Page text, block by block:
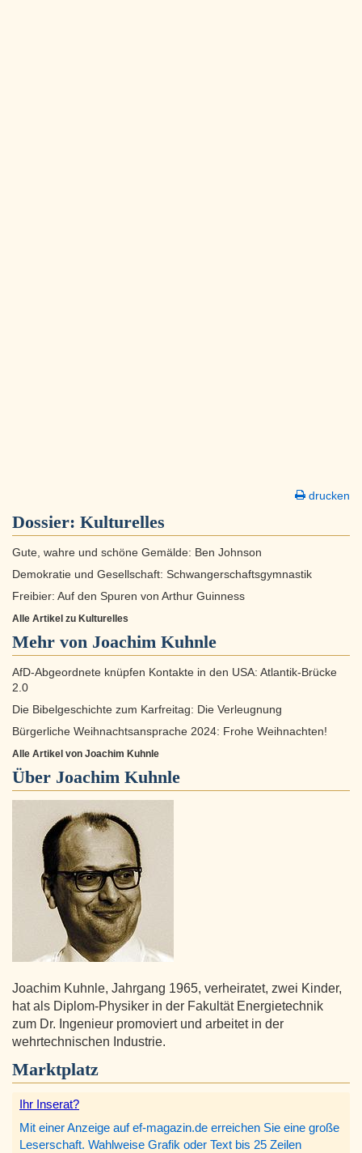
drucken
Dossier: Kulturelles
Gute, wahre und schöne Gemälde: Ben Johnson
Demokratie und Gesellschaft: Schwangerschaftsgymnastik
Freibier: Auf den Spuren von Arthur Guinness
Alle Artikel zu Kulturelles
Mehr von Joachim Kuhnle
AfD-Abgeordnete knüpfen Kontakte in den USA: Atlantik-Brücke
2.0
Die Bibelgeschichte zum Karfreitag: Die Verleugnung
Bürgerliche Weihnachtsansprache 2024: Frohe Weihnachten!
Alle Artikel von Joachim Kuhnle
Über Joachim Kuhnle
Joachim Kuhnle, Jahrgang 1965, verheiratet, zwei Kinder,
hat als Diplom-Physiker in der Fakultät Energietechnik
zum Dr. Ingenieur promoviert und arbeitet in der
wehrtechnischen Industrie.
Marktplatz
Ihr Inserat?
Mit einer Anzeige auf ef-magazin.de erreichen Sie eine große
Leserschaft. Wahlweise Grafik oder Text bis 25 Zeilen